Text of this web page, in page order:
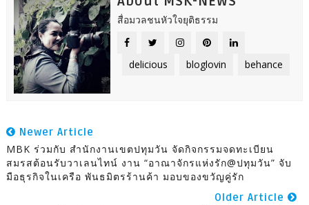
สื่อมวลชนหัวใจยุติธรรม
delicious bloglovin behance
Newer Article
MBK ร่วมกับ สำนักงานเขตปทุมวัน จัดกิจกรรมจดทะเบียน
สมรสต้อนรับวาเลนไทน์ งาน “อาณาจักรแห่งรัก@ปทุมวัน” จับ
มือธุรกิจในเครือ พันธมิตรร้านค้า มอบของขวัญคู่รัก
Older Article